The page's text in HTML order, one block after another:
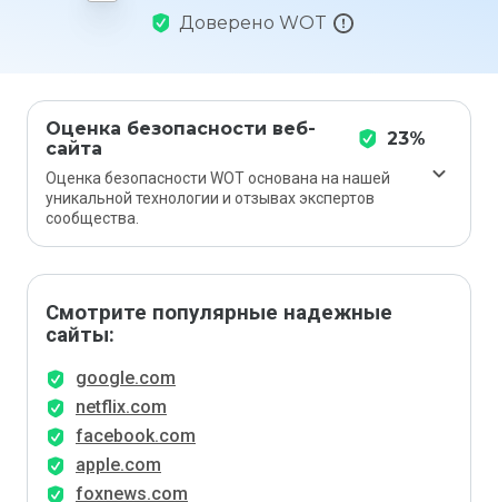
Доверено WOT
Оценка безопасности веб-
сайта
23%
Оценка безопасности WOT основана на нашей
уникальной технологии и отзывах экспертов
сообщества.
Смотрите популярные надежные
сайты:
google.com
netflix.com
facebook.com
apple.com
foxnews.com